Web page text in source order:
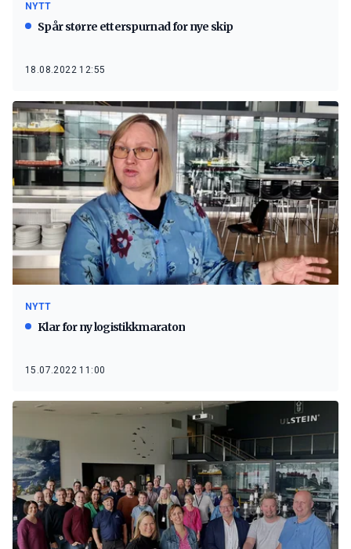
NYTT
Spår større etterspurnad for nye skip
18.08.2022 12:55
NYTT
Klar for ny logistikkmaraton
15.07.2022 11:00